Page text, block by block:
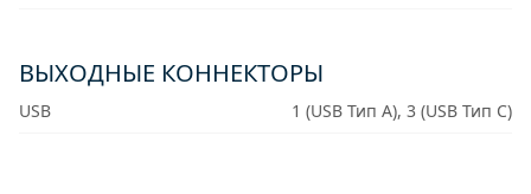
ВЫХОДНЫЕ КОННЕКТОРЫ
USB 1 (USB Тип A), 3 (USB Тип C)